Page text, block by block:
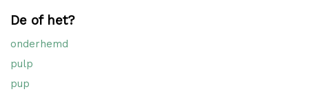
De of het?
onderhemd
pulp
pup